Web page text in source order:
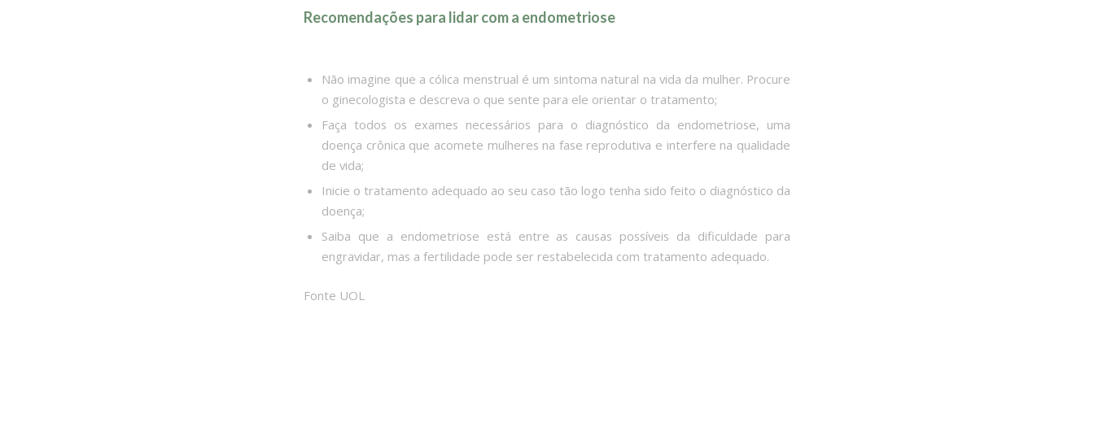
Recomendações para lidar com a endometriose
Não imagine que a cólica menstrual é um sintoma natural na vida da mulher. Procure
o ginecologista e descreva o que sente para ele orientar o tratamento;
Faça todos os exames necessários para o diagnóstico da endometriose, uma
doença crônica que acomete mulheres na fase reprodutiva e interfere na qualidade
de vida;
Inicie o tratamento adequado ao seu caso tão logo tenha sido feito o diagnóstico da
doença;
Saiba que a endometriose está entre as causas possíveis da dificuldade para
engravidar, mas a fertilidade pode ser restabelecida com tratamento adequado.
Fonte UOL